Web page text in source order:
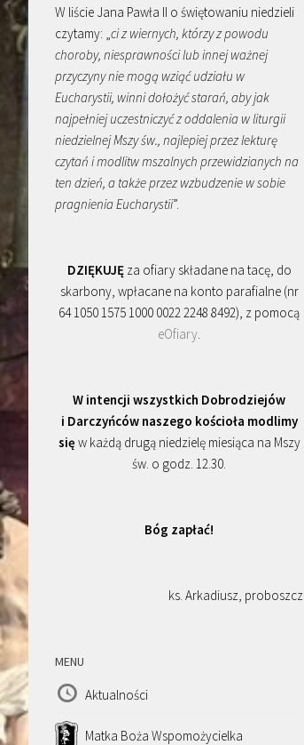
W liście Jana Pawła II o świętowaniu niedzieli
czytamy: „ci z wiernych, którzy z powodu
choroby, niesprawności lub innej ważnej
przyczyny nie mogą wziąć udziału w
Eucharystii, winni dołożyć starań, aby jak
najpełniej uczestniczyć z oddalenia w liturgii
niedzielnej Mszy św., najlepiej przez lekturę
czytań i modlitw mszalnych przewidzianych na
ten dzień, a także przez wzbudzenie w sobie
pragnienia Eucharystii”.
DZIĘKUJĘza ofiary składane na tacę, do
skarbony, wpłacane na konto parafialne (nr
64 1050 1575 1000 0022 2248 8492), z pomocą
eOfiary.
W intencji wszystkich Dobrodziejów
i Darczyńców naszego kościoła modlimy
się w każdą drugą niedzielę miesiąca na Mszy
św. o godz. 12.30.
Bóg zapłać!
ks. Arkadiusz, proboszcz
MENU
Aktualności
Matka Boża Wspomożycielka